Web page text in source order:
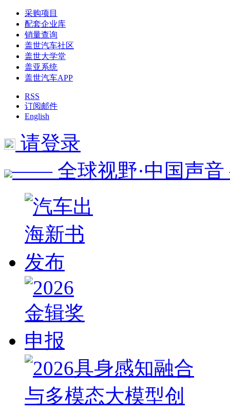
采购项目
配套企业库
销量查询
盖世汽车社区
盖世大学堂
盖亚系统
盖世汽车APP
RSS
订阅邮件
English
请登录
—— 全球视野·中国声